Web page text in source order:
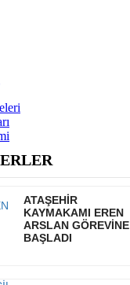
ATAŞEHİR
KAYMAKAMI EREN
ARSLAN GÖREVİNE
BAŞLADI